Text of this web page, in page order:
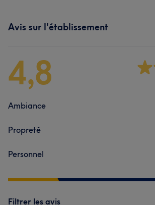
Avis sur l'établissement
4,8
Ambiance
Propreté
Personnel
Filtrer les avis